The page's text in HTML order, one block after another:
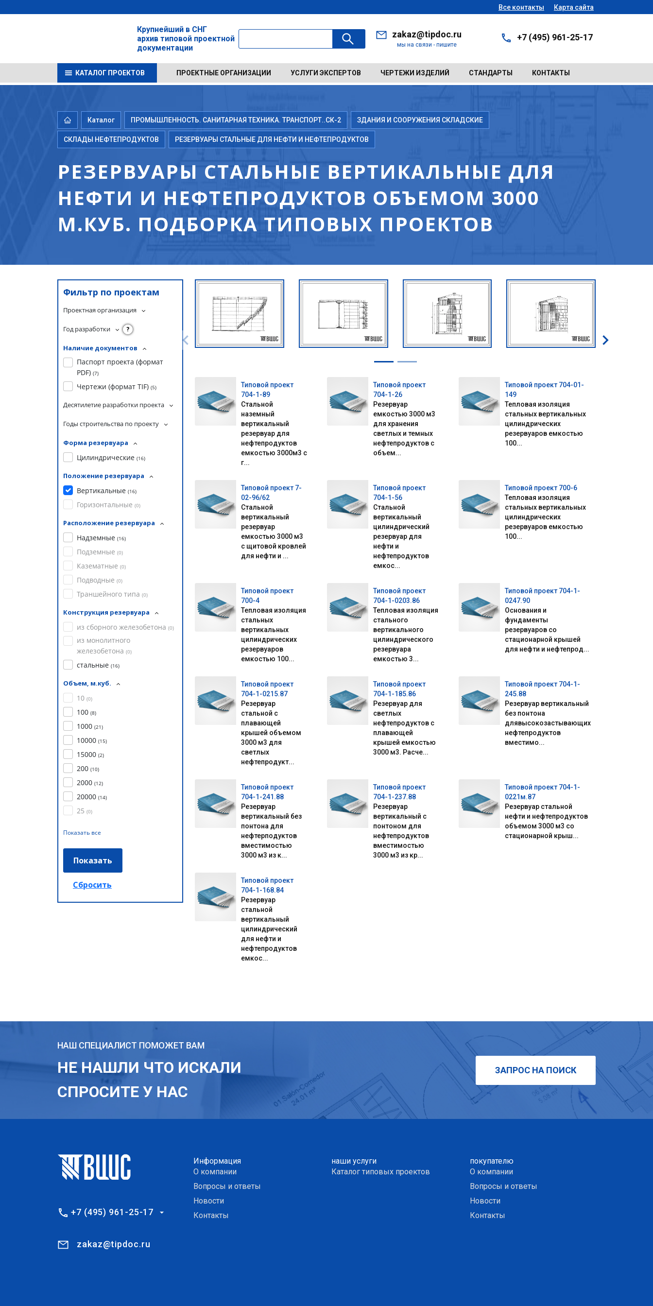
Все контакты Карта сайта
Крупнейший в СНГ
архив типовой проектной
документации
zakaz@tipdoc.ru
мы на связи - пишите
+7 (495) 961-25-17
КАТАЛОГ ПРОЕКТОВ ПРОЕКТНЫЕ ОРГАНИЗАЦИИ УСЛУГИ ЭКСПЕРТОВ ЧЕРТЕЖИ ИЗДЕЛИЙ СТАНДАРТЫ КОНТАКТЫ
Каталог ПРОМЫШЛЕННОСТЬ. САНИТАРНАЯ ТЕХНИКА. ТРАНСПОРТ..СК-2 ЗДАНИЯ И СООРУЖЕНИЯ СКЛАДСКИЕ
СКЛАДЫ НЕФТЕПРОДУКТОВ РЕЗЕРВУАРЫ СТАЛЬНЫЕ ДЛЯ НЕФТИ И НЕФТЕПРОДУКТОВ
РЕЗЕРВУАРЫ СТАЛЬНЫЕ ВЕРТИКАЛЬНЫЕ ДЛЯ
НЕФТИ И НЕФТЕПРОДУКТОВ ОБЪЕМОМ 3000
М.КУБ. ПОДБОРКА ТИПОВЫХ ПРОЕКТОВ
Фильтр по проектам
Проектная организация
Год разработки ?
Наличие документов
Паспорт проекта (формат
PDF) (7)
Чертежи (формат TIF) (5)
Десятилетие разработки проекта
Годы строительства по проекту
Форма резервуара
Цилиндрические (16)
Положение резервуара
Вертикальные (16)
Горизонтальные (0)
Расположение резервуара
Надземные (16)
Подземные (0)
Казематные (0)
Подводные (0)
Траншейного типа (0)
Конструкция резервуара
из сборного железобетона (0)
из монолитного
железобетона (0)
стальные (16)
Объем, м.куб.
10 (0)
100 (8)
1000 (21)
10000 (15)
15000 (2)
200 (10)
2000 (12)
20000 (14)
25 (0)
Показать все
Типовой проект
704-1-89
Стальной
наземный
вертикальный
резервуар для
нефтепродуктов
емкостью 3000м3 с
г...
Типовой проект
704-1-26
Резервуар
емкостью 3000 м3
для хранения
светлых и темных
нефтепродуктов с
объем...
Типовой проект 704-01-
149
Тепловая изоляция
стальных вертикальных
цилиндрических
резервуаров емкостью
100...
Типовой проект 7-
02-96/62
Стальной
вертикальный
резервуар
емкостью 3000 м3
с щитовой кровлей
для нефти и ...
Типовой проект
704-1-56
Стальной
вертикальный
цилиндрический
резервуар для
нефти и
нефтепродуктов
емкос...
Типовой проект 700-6
Тепловая изоляция
стальных вертикальных
цилиндрических
резервуаров емкостью
100...
Типовой проект
700-4
Тепловая изоляция
стальных
вертикальных
цилиндрических
резервуаров
емкостью 100...
Типовой проект
704-1-0203.86
Тепловая изоляция
стального
вертикального
цилиндрического
резервуара
емкостью 3...
Типовой проект 704-1-
0247.90
Основания и
фундаменты
резервуаров со
стационарной крышей
для нефти и нефтепрод...
Типовой проект
704-1-0215.87
Резервуар
стальной с
плавающей
крышей объемом
3000 м3 для
светлых
нефтепродукт...
Типовой проект
704-1-185.86
Резервуар для
светлых
нефтепродуктов с
плавающей
крышей емкостью
3000 м3. Расче...
Типовой проект 704-1-
245.88
Резервуар вертикальный
без понтона
длявысокозастывающих
нефтепродуктов
вместимо...
Типовой проект
704-1-241.88
Резервуар
вертикальный без
понтона для
нефтерподуктов
вместимостью
3000 м3 из к...
Типовой проект
704-1-237.88
Резервуар
вертикальный с
понтоном для
нефтепродуктов
вместимостью
3000 м3 из кр...
Типовой проект 704-1-
0221м.87
Резервуар стальной
нефти и нефтепродуктов
объемом 3000 м3 со
стационарной крыш...
Типовой проект
704-1-168.84
Резервуар
стальной
вертикальный
цилиндрический
для нефти и
нефтепродуктов
емкос...
НАШ СПЕЦИАЛИСТ ПОМОЖЕТ ВАМ
НЕ НАШЛИ ЧТО ИСКАЛИ
СПРОСИТЕ У НАС
ЗАПРОС НА ПОИСК
+7 (495) 961-25-17
zakaz@tipdoc.ru
Информация
О компании
Вопросы и ответы
Новости
Контакты
наши услуги
Каталог типовых проектов
покупателю
О компании
Вопросы и ответы
Новости
Контакты